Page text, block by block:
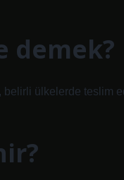
demek?
belirli ülkelerde teslim